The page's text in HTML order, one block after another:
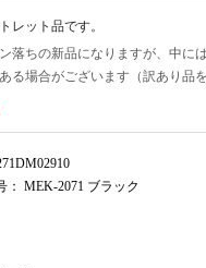
レット品です。
落ちの新品になりますが、中に
る場合がございます（訳あり品を
： MEK-2071 ブラック